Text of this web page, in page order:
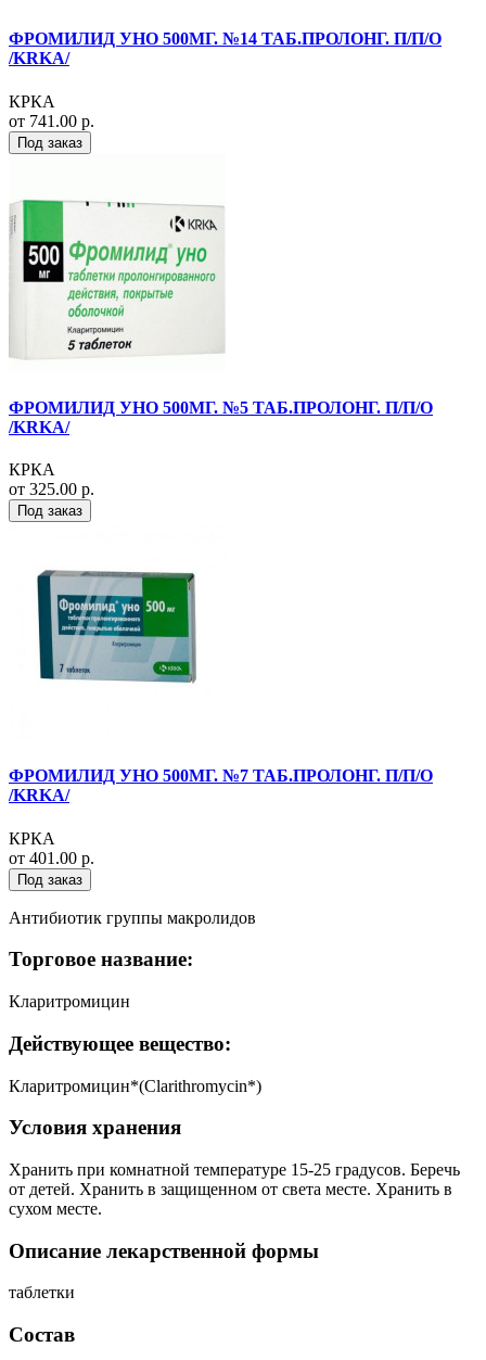
ФРОМИЛИД УНО 500МГ. №14 ТАБ.ПРОЛОНГ. П/П/О
/KRKA/
КРКА
от 741.00 р.
Под заказ
ФРОМИЛИД УНО 500МГ. №5 ТАБ.ПРОЛОНГ. П/П/О
/KRKA/
КРКА
от 325.00 р.
Под заказ
ФРОМИЛИД УНО 500МГ. №7 ТАБ.ПРОЛОНГ. П/П/О
/KRKA/
КРКА
от 401.00 р.
Под заказ
Антибиотик группы макролидов
Торговое название:
Кларитромицин
Действующее вещество:
Кларитромицин*(Clarithromycin*)
Условия хранения
Хранить при комнатной температуре 15-25 градусов. Беречь
от детей. Хранить в защищенном от света месте. Хранить в
сухом месте.
Описание лекарственной формы
таблетки
Состав